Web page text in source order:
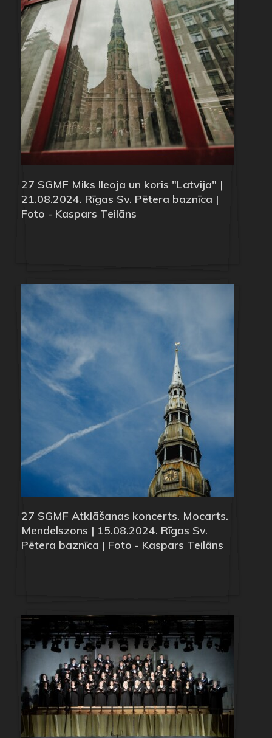
27 SGMF Miks Ileoja un koris "Latvija" |
21.08.2024. Rīgas Sv. Pētera baznīca |
Foto - Kaspars Teilāns
27 SGMF Atklāšanas koncerts. Mocarts.
Mendelszons | 15.08.2024. Rīgas Sv.
Pētera baznīca | Foto - Kaspars Teilāns